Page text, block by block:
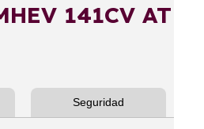
141CV AT
Seguridad